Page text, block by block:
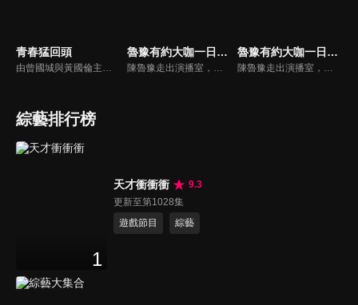
青春猛回頭 魯豫有約大咖一日行10 魯豫有約大咖一日行8
綜藝排行榜
1
天才衝衝衝
9.3
更新至第1028集
遊戲節目
綜藝